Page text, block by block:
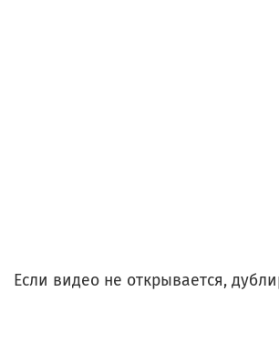
Если видео не открывается,